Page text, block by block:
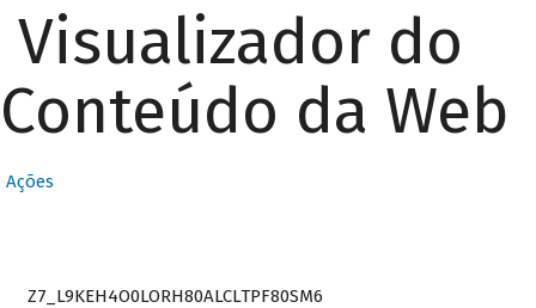
Visualizador do
Conteúdo da Web
Ações
Z7_L9KEH4O0LORH80ALCLTPF80SM6